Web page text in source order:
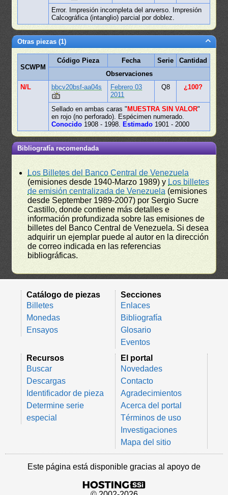
Error. Impresión incompleta del anverso. Impresión
Calcográfica (intanglio) parcial por doblez.
Otras piezas (1)
SCWPM
Código Pieza Fecha Serie
Cantidad
Observaciones
N/L
bbcv20bsf-aa04s
Febrero 03
2011
Q8 ¿100?
Sellado en ambas caras " MUESTRA SIN VALOR"
en rojo (no perforado). Espécimen numerado.
Conocido 1908 - 1998. Estimado 1901 - 2000
Bibliografía recomendada
Los Billetes del Banco Central de Venezuela
(emisiones desde 1940-Marzo 1989) y Los billetes
de emisión centralizada de Venezuela (emisiones
desde September 1989-2007) por Sergio Sucre
Castillo, donde contiene más detalles e
información profundizada sobre las emisiones de
billetes del Banco Central de Venezuela. Si desea
adquirir un ejemplar puede al autor en la dirección
de correo indicada en las referencias
bibliográficas.
Catálogo de piezas
Billetes
Monedas
Ensayos
Secciones
Enlaces
Bibliografía
Glosario
Eventos
Recursos
Buscar
Descargas
Identificador de pieza
Determine serie
especial
El portal
Novedades
Contacto
Agradecimientos
Acerca del portal
Términos de uso
Investigaciones
Mapa del sitio
Este página está disponible gracias al apoyo de